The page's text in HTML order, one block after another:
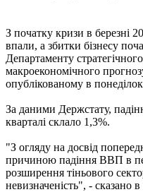
З початку кризи в березні
впали, а збитки бізнесу
Департаменту
макроекономічного
опублікованому в
За даними Держстату,
кварталі склало 1,3%.
"З огляду на досвід
причиною падіння ВВП в
розширення тіньового
невизначеність", - сказано в